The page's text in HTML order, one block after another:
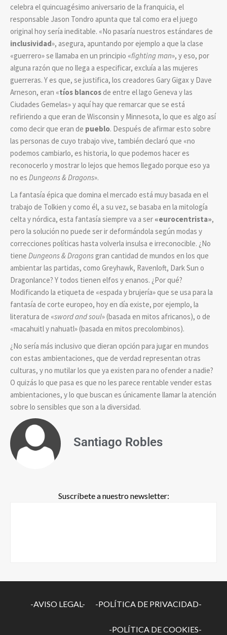
celebra el quincuagésimo aniversario de la franquicia, el
responsable Jason Tondro apunta que tal como era el juego
original hoy sería ineditable. «No pasaría nuestros estándares de
inclusividad», asegura, apuntando por ejemplo a que la clase
«guerrero» se llamaba en un principio «fighting man», y eso, por
alguna razón que no llega a especificar, excluía a las mujeres
guerreras. Y es que, se justifica, los creadores Gary Gigax y Dave
Arneson, eran «tíos blancosde entre el lago Geneva y las
Ciudades Gemelas» y aquí hay que remarcar que se está
refiriendo a que eran de Wisconsin y Minnesota, lo que es algo así
como decir que eran de pueblo. Después de afirmar esto sobre
las personas de cuyo trabajo vive, también declaró que «no
podemos cambiarlo, es historia, lo que podemos hacer es
reconocerlo y mostrar lo lejos que hemos llegado porque eso ya
no es Dungeons & Dragons».
La fantasía épica que domina el mercado está muy basada en el
trabajo de Tolkien y como él, a su vez, se basaba en la mitología
celta y nórdica, esta fantasía siempre va a ser «eurocentrista»,
pero la solución no puede ser ir deformándola según modas y
correcciones políticas hasta volverla insulsa e irreconocible. ¿No
tiene Dungeons & Dragonsgran cantidad de mundos en los que
ambientar las partidas, como Greyhawk, Ravenloft, Dark Sun o
Dragonlance? Y todos tienen elfos y enanos. ¿Por qué?
Modificando la etiqueta de «espada y brujería» que se usa para la
fantasía de corte europeo, hoy en día existe, por ejemplo, la
literatura de «sword and soul» (basada en mitos africanos), o de
«macahuitl y nahuatl» (basada en mitos precolombinos).
¿No sería más inclusivo que dieran opción para jugar en mundos
con estas ambientaciones, que de verdad representan otras
culturas, y no mutilar los que ya existen para no ofender a nadie?
O quizás lo que pasa es que no les parece rentable vender estas
ambientaciones, y lo que buscan es únicamente llamar la atención
sobre lo sensibles que son a la diversidad.
Santiago Robles
Suscríbete a nuestro newsletter:
-AVISO LEGAL- -POLÍTICA DE PRIVACIDAD-
-POLÍTICA DE COOKIES-